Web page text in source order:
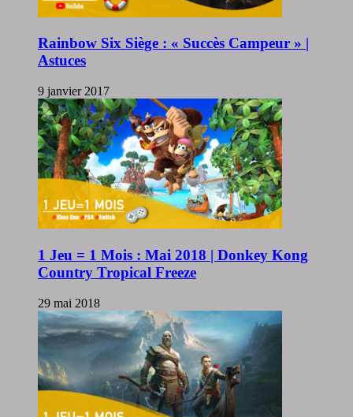
Rainbow Six Siège : « Succès Campeur » |
Astuces
9 janvier 2017
1 Jeu = 1 Mois : Mai 2018 | Donkey Kong
Country Tropical Freeze
29 mai 2018